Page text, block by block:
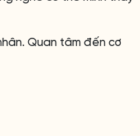
Quan tâm đến cơ